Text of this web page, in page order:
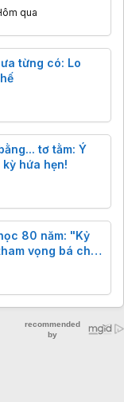
qua
từng có: Lo
tơ tằm: Ý
hứa hẹn!
80 năm: "Kỷ
vọng bá chủ